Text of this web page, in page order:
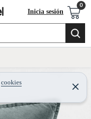
Inicia sesión
cookies
C
r